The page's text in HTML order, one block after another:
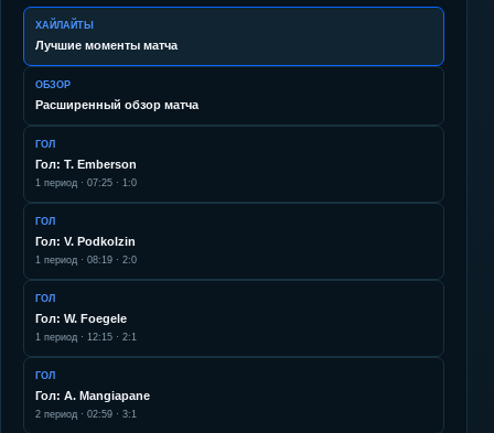
ХАЙЛАЙТЫ
Лучшие моменты матча
ОБЗОР
Расширенный обзор матча
ГОЛ
Гол: T. Emberson
1 период · 07:25 · 1:0
ГОЛ
Гол: V. Podkolzin
1 период · 08:19 · 2:0
ГОЛ
Гол: W. Foegele
1 период · 12:15 · 2:1
ГОЛ
Гол: A. Mangiapane
2 период · 02:59 · 3:1